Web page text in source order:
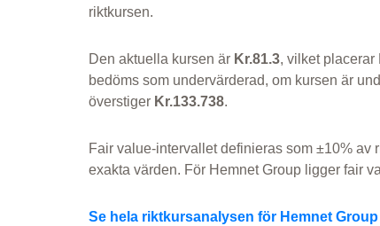
riktkursen.
Den aktuella kursen är Kr.81.3, vilket placerar
bedöms som undervärderad, om kursen är
överstiger Kr.133.738.
Fair value-intervallet definieras som ±10% av
exakta värden. För Hemnet Group ligger fair
Se hela riktkursanalysen för Hemnet